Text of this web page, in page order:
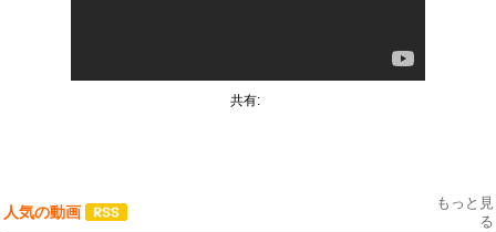
共有:
人気の動画
もっと見
る